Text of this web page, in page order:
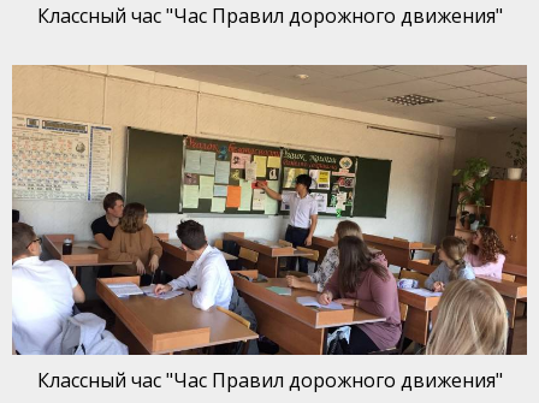
Классный час "Час Правил дорожного движения"
Классный час "Час Правил дорожного движения"